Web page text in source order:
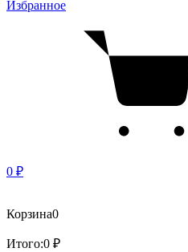
Избранное
0 ₽
Корзина0
Итого:0 ₽